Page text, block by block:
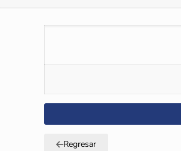
Regresar